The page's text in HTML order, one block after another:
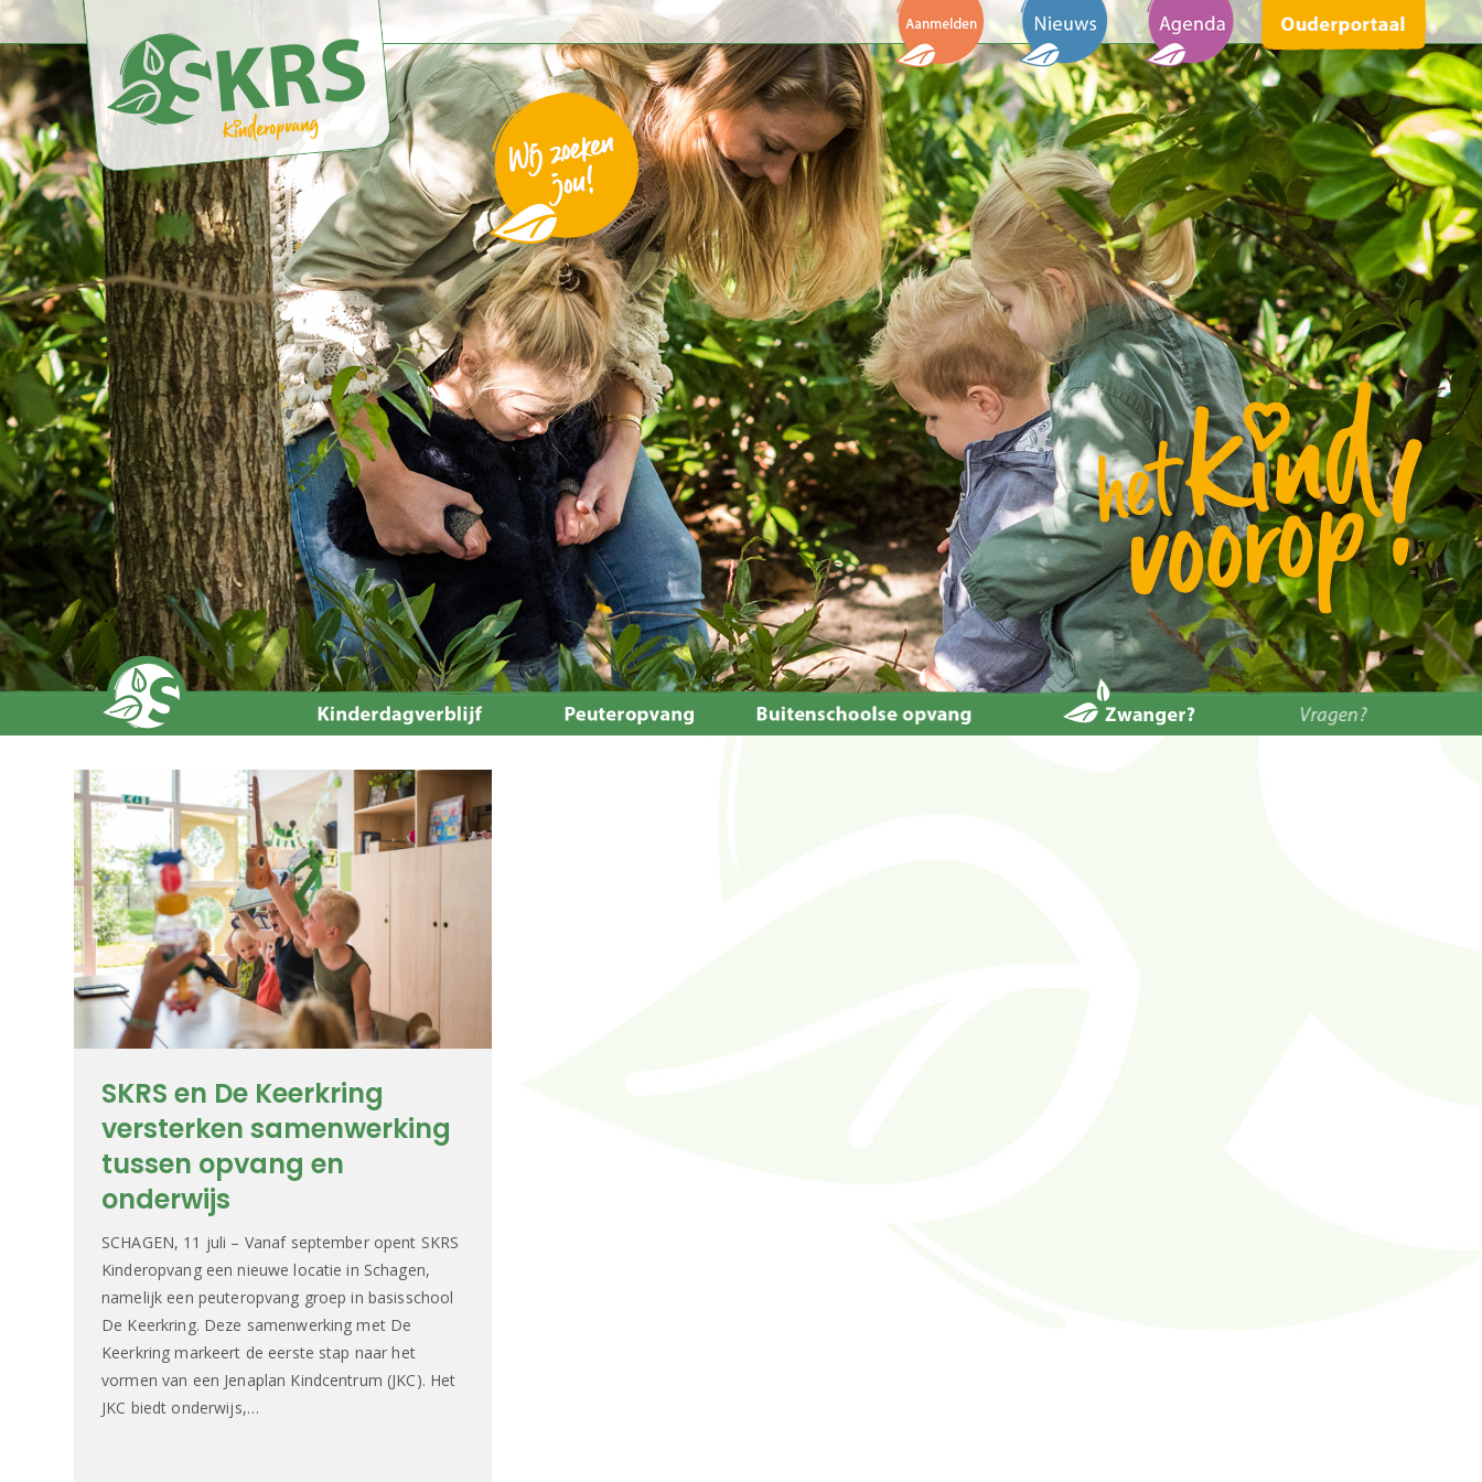
SKRS en De Keerkring
versterken samenwerking
tussen opvang en
onderwijs
SCHAGEN, 11 juli – Vanaf september opent SKRS
Kinderopvang een nieuwe locatie in Schagen,
namelijk een peuteropvang groep in basisschool
De Keerkring. Deze samenwerking met De
Keerkring markeert de eerste stap naar het
vormen van een Jenaplan Kindcentrum (JKC). Het
JKC biedt onderwijs,…